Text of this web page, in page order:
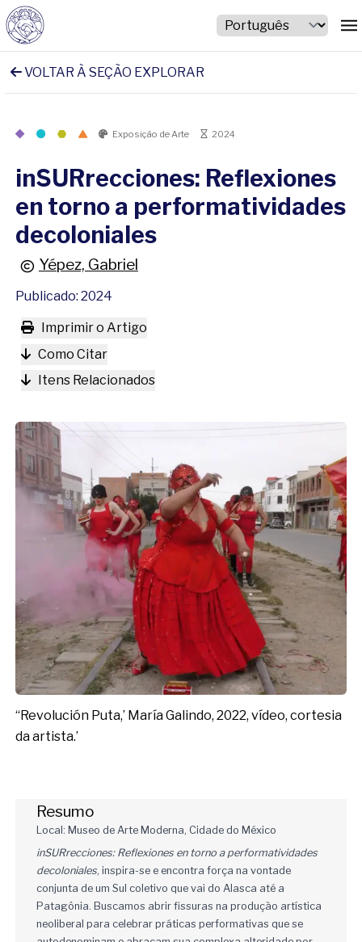
VOLTAR À SEÇÃO EXPLORAR
Exposição de Arte 2024
inSURrecciones: Reflexiones
en torno a performatividades
decoloniales
Yépez, Gabriel
Publicado: 2024
Imprimir o Artigo
Como Citar
Itens Relacionados
‘‘Revolución Puta,’ María Galindo, 2022, vídeo, cortesia
da artista.’
Resumo
Local: Museo de Arte Moderna, Cidade do México
inSURrecciones: Reflexiones en torno a performatividades
decoloniales, inspira-se e encontra força na vontade
conjunta de um Sul coletivo que vai do Alasca até a
Patagônia. Buscamos abrir fissuras na produção artística
neoliberal para celebrar práticas performativas que se